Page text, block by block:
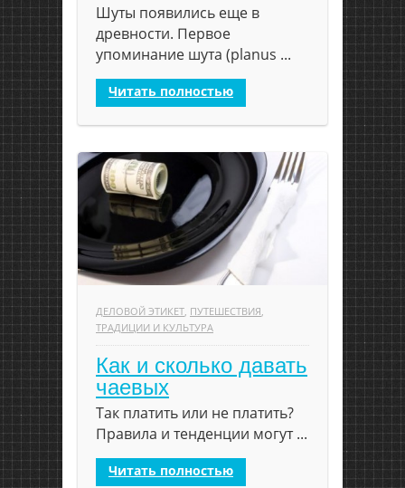
Шуты появились еще в
древности. Первое
упоминание шута (planus ...
Читать полностью
ДЕЛОВОЙ ЭТИКЕТ ПУТЕШЕСТВИЯ
ТРАДИЦИИ И КУЛЬТУРА
Как и сколько давать
чаевых
Так платить или не платить?
Правила и тенденции могут ...
Читать полностью